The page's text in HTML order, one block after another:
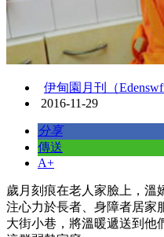
伊甸園月刊（
2016-11-29
分享
傳送
A+
歲月刻痕在老人家臉上，溫
注心力於長者、身障者居家
大街小巷，將溫暖遞送到他